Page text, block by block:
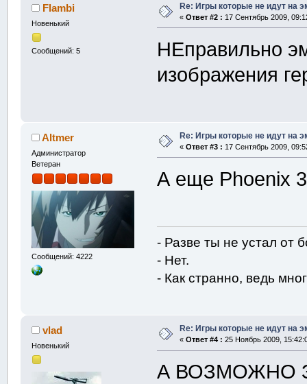
Flambi
Новенький
Сообщений: 5
Re: Игры которые не идут на
« Ответ #2 : 17 Сентябрь 2009,
НЕправильно
изображения
Altmer
Администратор
Ветеран
Сообщений: 4222
Re: Игры которые не идут на
« Ответ #3 : 17 Сентябрь 2009,
А еще Phoenix
- Разве ты не устал от
- Нет.
- Как странно, ведь
vlad
Новенький
Re: Игры которые не идут на
« Ответ #4 : 25 Ноябрь 2009,
А ВОЗМОЖНО